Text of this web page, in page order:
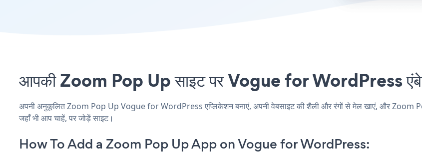
आपकी Zoom Pop Up साइट पर Vogue for WordPress एंबेड
अपनी अनुकूलित Zoom Pop Up Vogue for WordPress एप्लिकेशन बनाएं, अपनी वेबसाइट की शैली और रंगों से मेल खाएं, और Zoom
जहाँ भी आप चाहें, पर जोड़ें साइट।
How To Add a Zoom Pop Up App on Vogue for WordPress: